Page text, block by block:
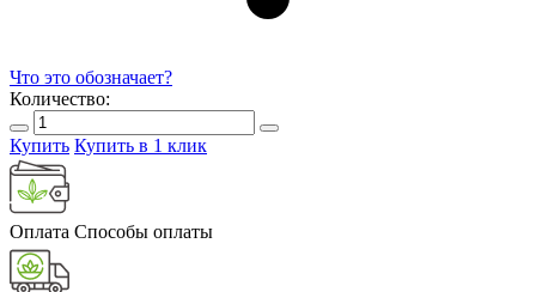
Что это обозначает?
Количество:
Купить Купить в 1 клик
Оплата Способы оплаты